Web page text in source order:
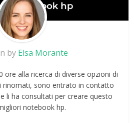
by Elsa Morante
ore alla ricerca di diverse opzioni di
rinomati, sono entrato in contatto
li ha consultati per creare questo
notebook hp.